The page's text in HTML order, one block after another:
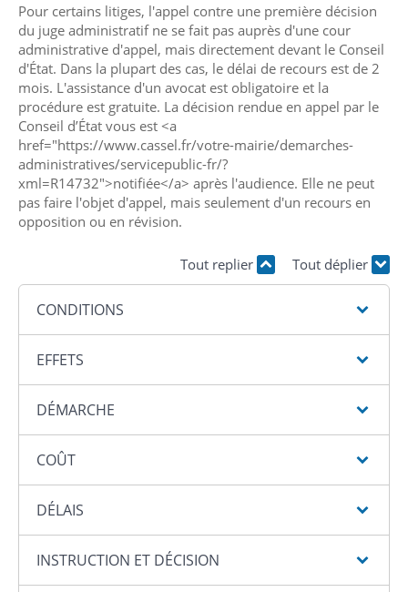
Pour certains litiges, l'appel contre une première décision
du juge administratif ne se fait pas auprès d'une cour
administrative d'appel, mais directement devant le Conseil
d'État. Dans la plupart des cas, le délai de recours est de 2
mois. L'assistance d'un avocat est obligatoire et la
procédure est gratuite. La décision rendue en appel par le
Conseil d’État vous est <a
href="https://www.cassel.fr/votre-mairie/demarches-
administratives/servicepublic-fr/?
xml=R14732">notifiée</a> après l'audience. Elle ne peut
pas faire l'objet d'appel, mais seulement d'un recours en
opposition ou en révision.
Tout replier Tout déplier
CONDITIONS
EFFETS
DÉMARCHE
COÛT
DÉLAIS
INSTRUCTION ET DÉCISION